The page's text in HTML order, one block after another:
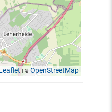
Leaflet| © OpenStreetMap